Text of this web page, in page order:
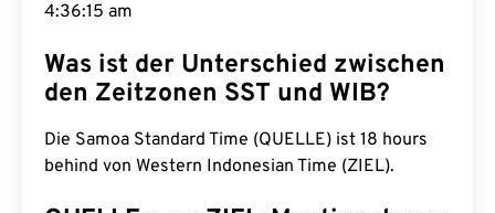
4:36:16 am
Was ist der Unterschied zwischen
den Zeitzonen SST und WIB?
Die Samoa Standard Time (QUELLE) ist 18 hours
behind von Western Indonesian Time (ZIEL).